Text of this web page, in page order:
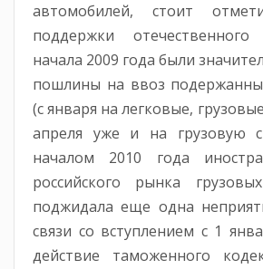
автомобилей, стоит
поддержки
начала 2009 года были
пошлины на ввоз
(с января на легковые,
апреля уже и на грузовую
началом 2010 года
российского рынка
поджидала еще одна
связи со вступлением с 1
действие таможенного